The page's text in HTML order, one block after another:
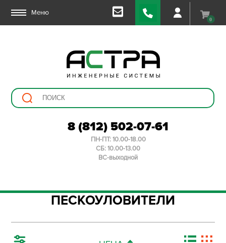
Меню
0
8 (812) 502-07-61
ПН-ПТ: 10.00-18.00
СБ: 10.00-13.00
ВС-выходной
ПЕСКОУЛОВИТЕЛИ